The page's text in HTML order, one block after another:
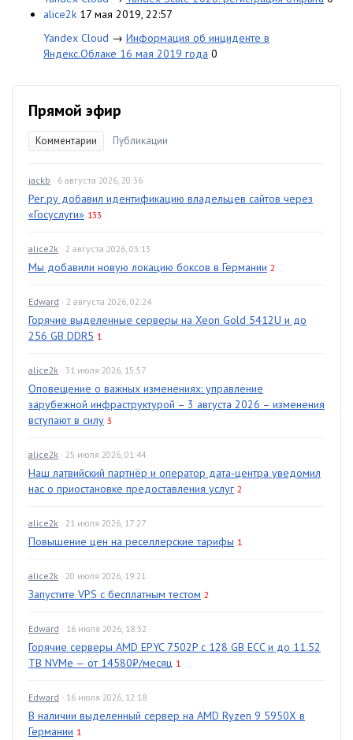
alice2k 17 мая 2019, 22:57
Yandex Cloud → Информация об инциденте в
Яндекс.Облаке 16 мая 2019 года 0
Прямой эфир
Комментарии Публикации
jackb · 6 августа 2026, 20:36
Рег.ру добавил идентификацию владельцев сайтов через
«Госуслуги» 133
alice2k · 2 августа 2026, 03:13
Мы добавили новую локацию боксов в Германии 2
Edward · 2 августа 2026, 02:24
Горячие выделенные серверы на Xeon Gold 5412U и до
256 GB DDR5 1
alice2k · 31 июля 2026, 15:57
Оповещение о важных изменениях: управление
зарубежной инфраструктурой – 3 августа 2026 – изменения
вступают в силу 3
alice2k · 25 июля 2026, 01:44
Наш латвийский партнёр и оператор дата-центра уведомил
нас о приостановке предоставления услуг 2
alice2k · 21 июля 2026, 17:27
Повышение цен на реселлерские тарифы 1
alice2k · 20 июля 2026, 19:21
Запустите VPS с бесплатным тестом 2
Edward · 16 июля 2026, 18:32
Горячие серверы AMD EPYC 7502P с 128 GB ECC и до 11.52
TB NVMe — от 14580₽/месяц 1
Edward · 16 июля 2026, 12:18
В наличии выделенный сервер на AMD Ryzen 9 5950X в
Германии 1